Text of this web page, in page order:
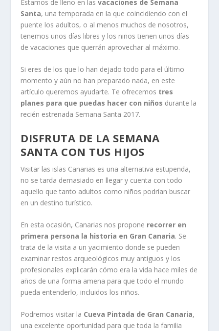
Estamos de lleno en lasvacaciones de Semana
Santa, una temporada en la que coincidiendo con el
puente los adultos, o al menos muchos de nosotros,
tenemos unos días libres y los niños tienen unos días
de vacaciones que querrán aprovechar al máximo.
Si eres de los que lo han dejado todo para el último
momento y aún no han preparado nada, en este
artículo queremos ayudarte. Te ofrecemos tres
planes para que puedas hacer con niños durante la
recién estrenada Semana Santa 2017.
DISFRUTA DE LA SEMANA
SANTA CON TUS HIJOS
Visitar las islas Canarias es una alternativa estupenda,
no se tarda demasiado en llegar y cuenta con todo
aquello que tanto adultos como niños podrían buscar
en un destino turístico.
En esta ocasión, Canarias nos propone recorrer en
primera persona la historia en Gran Canaria. Se
trata de la visita a un yacimiento donde se pueden
examinar restos arqueológicos muy antiguos y los
profesionales explicarán cómo era la vida hace miles de
años de una forma amena para que todo el mundo
pueda entenderlo, incluidos los niños.
Podremos visitar la Cueva Pintada de Gran Canaria,
una excelente oportunidad para que toda la familia